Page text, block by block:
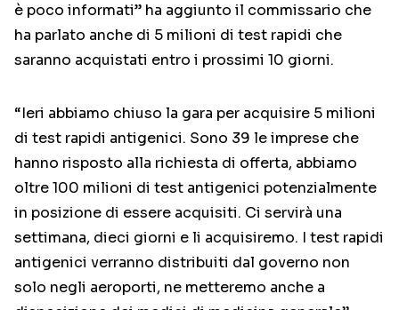
è poco informati” ha aggiunto il commissario che
ha parlato anche di 5 milioni di test rapidi che
saranno acquistati entro i prossimi 10 giorni.
“Ieri abbiamo chiuso la gara per acquisire 5 milioni
di test rapidi antigenici. Sono 39 le imprese che
hanno risposto alla richiesta di offerta, abbiamo
oltre 100 milioni di test antigenici potenzialmente
in posizione di essere acquisiti. Ci servirà una
settimana, dieci giorni e li acquisiremo. I test rapidi
antigenici verranno distribuiti dal governo non
solo negli aeroporti, ne metteremo anche a